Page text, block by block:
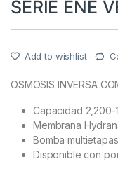
SERIE ENE
Add to wishlist
OSMOSIS INVERSA
Capacidad 2,200-
Membrana
Bomba
Disponible con